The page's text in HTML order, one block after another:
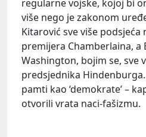
regularne vojske, kojoj bi
više nego je zakonom
Kitarović sve više
premijera Chamberlaina, a
Washington, bojim se, sve
predsjednika Hindenburga
pamti kao ‘demokrate’ –
otvorili vrata naci-fašizmu.